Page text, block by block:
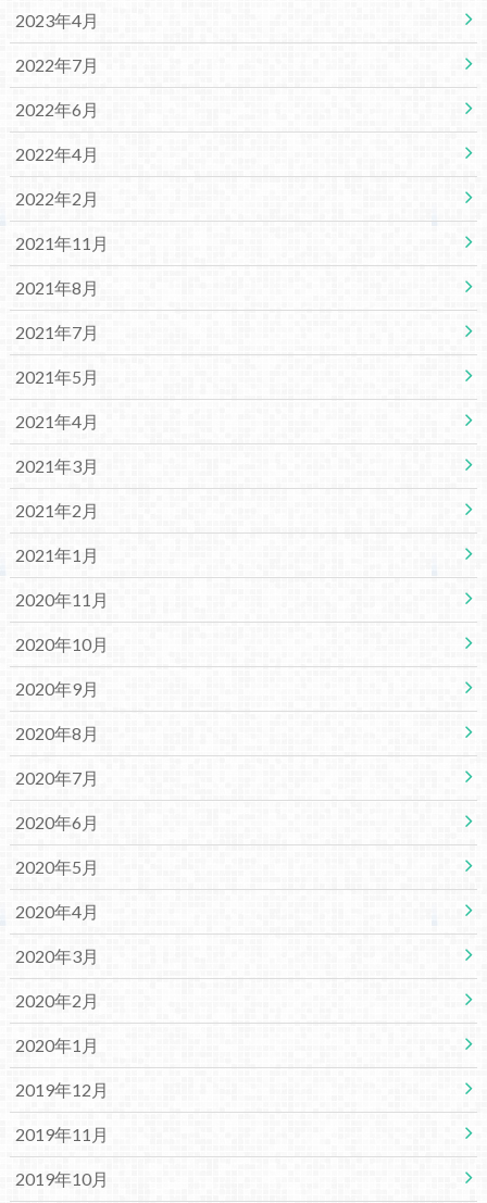
2023年4月
2022年7月
2022年6月
2022年4月
2022年2月
2021年11月
2021年8月
2021年7月
2021年5月
2021年4月
2021年3月
2021年2月
2021年1月
2020年11月
2020年10月
2020年9月
2020年8月
2020年7月
2020年6月
2020年5月
2020年4月
2020年3月
2020年2月
2020年1月
2019年12月
2019年11月
2019年10月